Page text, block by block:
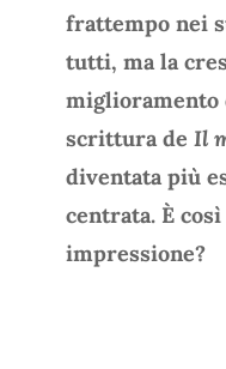
frattempo nei
tutti, ma la
miglioramento
scrittura de Il
diventata più
centrata. È
impressione?